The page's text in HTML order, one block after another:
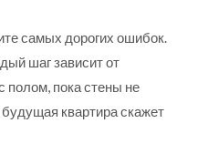
самых дорогих ошибок.
шаг зависит от
полом, пока стены не
квартира скажет